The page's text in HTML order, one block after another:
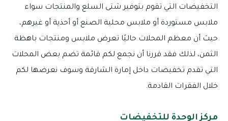
التخفيضات التي تقوم بتوفير شتى السلع والمنتجات سواء
ملابس مستوردة أو ملابس محلية الصنع أو أحذية أو غيرهم،
حيث أن معظم المحلات حاليًا تعرض ملابس ومنتجات باهظة
الثمن، لذلك فقد قررنا أن نجمع لكم قائمة تضم بعض المحلات
التي تقدم تخفيضات داخل إمارة الشارقة وسوف نعرضها لكم
خلال الفقرات القادمة.
مركز الوحدة للتخفيضات